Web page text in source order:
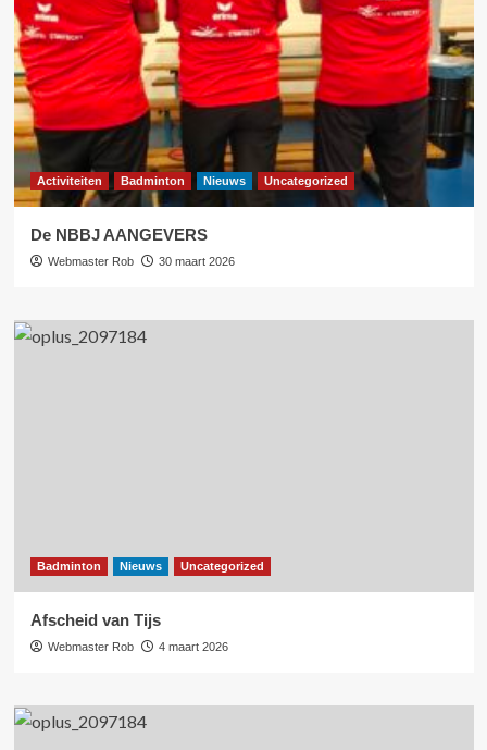
Activiteiten Badminton Nieuws Uncategorized
De NBBJ AANGEVERS
Webmaster Rob 30 maart 2026
Badminton Nieuws Uncategorized
Afscheid van Tijs
Webmaster Rob 4 maart 2026